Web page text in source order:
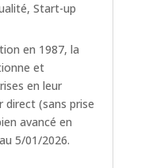
, Start-up
en 1987, la
et
en leur
(sans prise
avancé en
5/01/2026.